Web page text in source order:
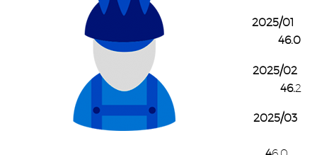
2025/01
46.0
2025/02
46.2
2025/03